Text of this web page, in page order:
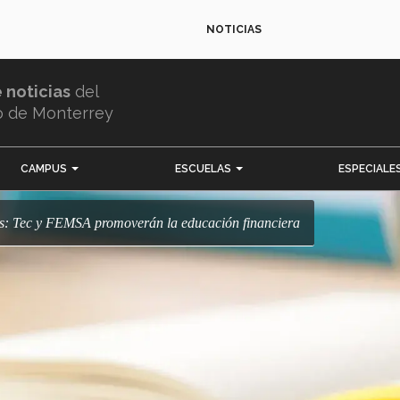
NOTICIAS
noticias del
de Monterrey
CAMPUS ESCUELAS
Tec y FEMSA promoverán la educación financiera